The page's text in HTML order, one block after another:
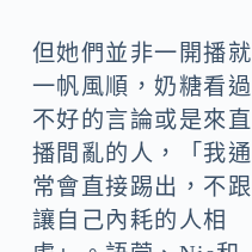
但她們並非一開播就
一帆風順，奶糖看過
不好的言論或是來直
播間亂的人，「我通
常會直接踢出，不跟
讓自己內耗的人相